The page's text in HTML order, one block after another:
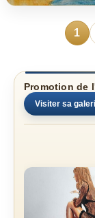
1
Promotion de
Visiter sa